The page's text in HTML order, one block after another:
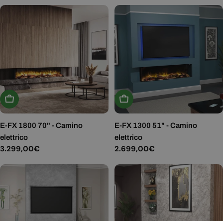
Aggiungi Al Carrello
E-FX 1800 70" - Camino
elettrico
Prezzo
3.299,00€
Aggiungi Al Carrello
E-FX 1300 51" - Camino
elettrico
Prezzo
2.699,00€